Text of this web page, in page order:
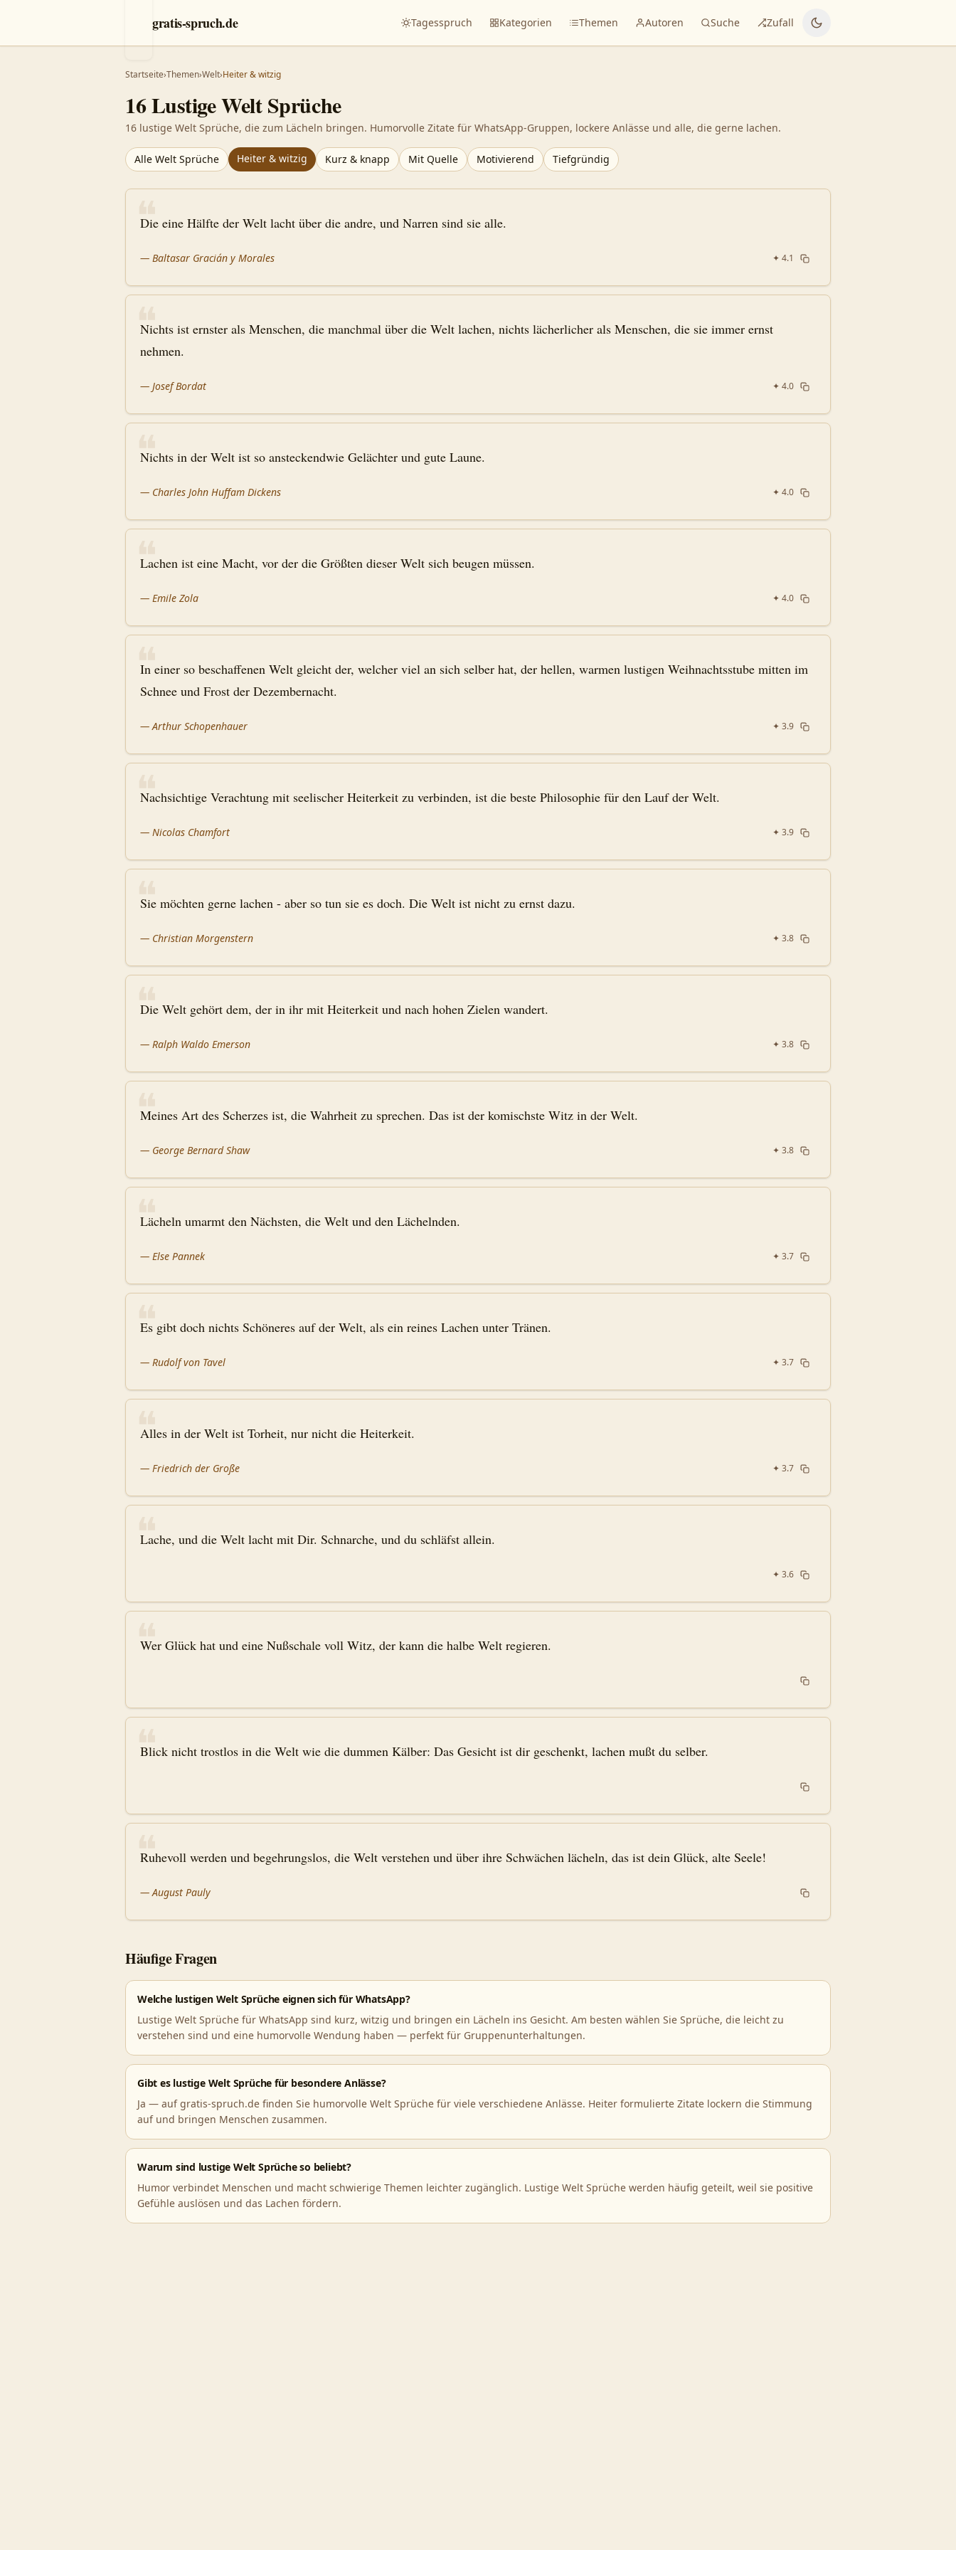
gratis-spruch.de Tagesspruch Kategorien Themen Autoren Suche Zufall
Startseite›Themen›Welt›Heiter & witzig
16LustigeWeltSprüche
16 lustige Welt Sprüche, die zum Lächeln bringen. Humorvolle Zitate für WhatsApp-Gruppen, lockere Anlässe und alle, die gerne lachen.
Alle Welt Sprüche Heiter & witzig Kurz & knapp Mit Quelle Motivierend Tiefgründig
❝
Die eine Hälfte der Welt lacht über die andre, und Narren sind sie alle.
— Baltasar Gracián y Morales ✦ 4.1
❝
Nichts ist ernster als Menschen, die manchmal über die Welt lachen, nichts lächerlicher als Menschen, die sie immer ernst
nehmen.
— Josef Bordat ✦ 4.0
❝
Nichts in der Welt ist so ansteckendwie Gelächter und gute Laune.
— Charles John Huffam Dickens ✦ 4.0
❝
Lachen ist eine Macht, vor der die Größten dieser Welt sich beugen müssen.
— Emile Zola ✦ 4.0
❝
In einer so beschaffenen Welt gleicht der, welcher viel an sich selber hat, der hellen, warmen lustigen Weihnachtsstube mitten im
Schnee und Frost der Dezembernacht.
—Arthur Schopenhauer ✦ 3.9
❝
Nachsichtige Verachtung mit seelischer Heiterkeit zu verbinden, ist die beste Philosophie für den Lauf der Welt.
— Nicolas Chamfort ✦ 3.9
❝
Sie möchten gerne lachen - aber so tun sie es doch. Die Welt ist nicht zu ernst dazu.
— Christian Morgenstern ✦ 3.8
❝
Die Welt gehört dem, der in ihr mit Heiterkeit und nach hohen Zielen wandert.
— Ralph Waldo Emerson ✦ 3.8
❝
Meines Art des Scherzes ist, die Wahrheit zu sprechen. Das ist der komischste Witz in der Welt.
— George Bernard Shaw ✦ 3.8
❝
Lächeln umarmt den Nächsten, die Welt und den Lächelnden.
— Else Pannek ✦ 3.7
❝
Es gibt doch nichts Schöneres auf der Welt, als ein reines Lachen unter Tränen.
— Rudolf von Tavel ✦ 3.7
❝
Alles in der Welt ist Torheit, nur nicht die Heiterkeit.
— Friedrich der Große ✦ 3.7
❝
Lache, und die Welt lacht mit Dir. Schnarche, und du schläfst allein.
✦ 3.6
❝
Wer Glück hat und eine Nußschale voll Witz, der kann die halbe Welt regieren.
❝
Blick nicht trostlos in die Welt wie die dummen Kälber: Das Gesicht ist dir geschenkt, lachen mußt du selber.
❝
Ruhevoll werden und begehrungslos, die Welt verstehen und über ihre Schwächen lächeln, das ist dein Glück, alte Seele!
—August Pauly
Häufige Fragen
Welche lustigen Welt Sprüche eignen sich für WhatsApp?
Lustige Welt Sprüche für WhatsApp sind kurz, witzig und bringen ein Lächeln ins Gesicht. Am besten wählen Sie Sprüche, die leicht zu
verstehen sind und eine humorvolle Wendung haben — perfekt für Gruppenunterhaltungen.
Gibt es lustige Welt Sprüche für besondere Anlässe?
Ja — auf gratis-spruch.de finden Sie humorvolle Welt Sprüche für viele verschiedene Anlässe. Heiter formulierte Zitate lockern die Stimmung
auf und bringen Menschen zusammen.
Warum sind lustige Welt Sprüche so beliebt?
Humor verbindet Menschen und macht schwierige Themen leichter zugänglich. Lustige Welt Sprüche werden häufig geteilt, weil sie positive
Gefühle auslösen und das Lachen fördern.